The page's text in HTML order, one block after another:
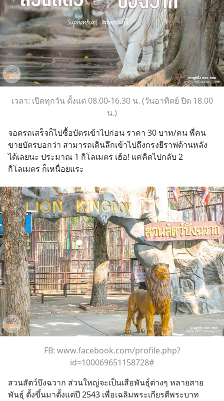
เวลา: เปิดทุกวัน ตั้งแต่ 08.00-16.30 น. (วันอาทิตย์ ปิด 18.00
น.)
จอดรถเสร็จก็ไปซื้อบัตรเข้าไปก่อน ราคา 30 บาท/คน พี่คน
ขายบัตรบอกว่า สามารถเดินลึกเข้าไปถึงกรงยีราฟด้านหลัง
ได้เลยนะ ประมาณ 1 กิโลเมตร เฮ้อ! แค่คิดไปกลับ 2
กิโลเมตร ก็เหนื่อยแระ
FB: www.facebook.com/profile.php?
id=100069651158728#
สวนสัตว์บึงฉวาก ส่วนใหญ่จะเป็นเสือพันธุ์ต่างๆ หลายสาย
พันธุ์ ตั้งขึ้นมาตั้งแต่ปี 2543 เพื่อเฉลิมพระเกียรตืพระบาท